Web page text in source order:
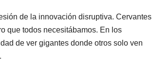
de la innovación disruptiva. Cervantes
que todos necesitábamos. En los
de ver gigantes donde otros solo ven